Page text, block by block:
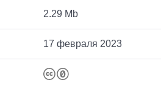
2.29 Mb
17 февраля 2023